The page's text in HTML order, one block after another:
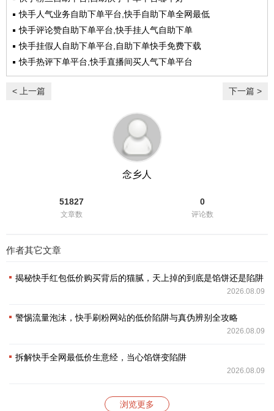
快手人气业务自助下单平台,快手自助下单全网最低
快手评论赞自助下单平台,快手挂人气自助下单
快手挂假人自助下单平台,自助下单快手免费下载
快手热评下单平台,快手直播间买人气下单平台
< 上一篇 下一篇 >
念乡人
51827
文章数
0
评论数
作者其它文章
揭秘快手红包低价购买背后的猫腻，天上掉的到底是馅饼还是陷阱？
2026.08.09
警惕流量泡沫，快手刷粉网站的低价陷阱与真伪辨别全攻略
2026.08.09
拆解快手全网最低价生意经，当心馅饼变陷阱
2026.08.09
浏览更多